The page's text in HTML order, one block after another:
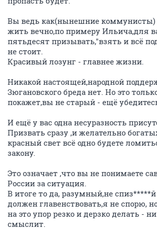
Вы ведь как(нынешние коммунисты)
жить вечно,по примеру Ильича,для
пятьдесят призывать,"взять и всё
не стоит.
Красивый лозунг - главнее жизни.
Никакой настоящей,народной
Зюгановского бреда нет. Но это
покажет,вы не старый - ещё
И ещё у вас одна несуразность
Призвать сразу ,и желательно
красный свет всё одно будете
закону.
Это означает ,что вы не понимаете
России за ситуация.
В итоге то да, разумный,не спиз*****й
должен главенствовать,я не спорю,
на это упор резко и дерзко делать -
смыслит.